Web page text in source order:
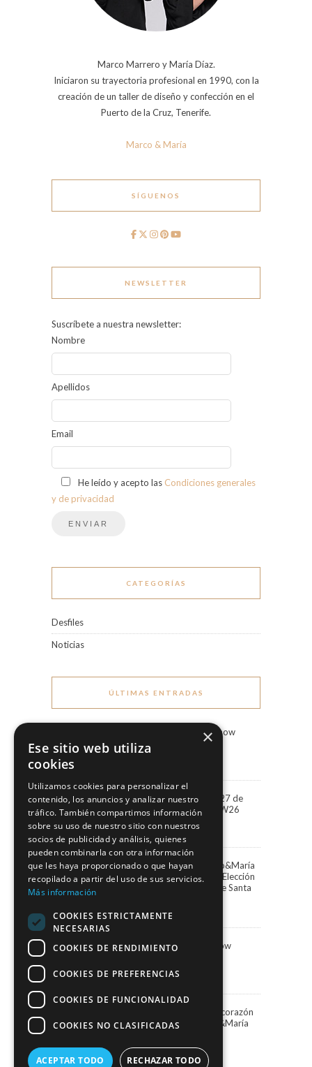
Marco Marrero y María Díaz.
Iniciaron su trayectoria profesional en 1990, con la
creación de un taller de diseño y confección en el
Puerto de la Cruz, Tenerife.
Marco & María
SÍGUENOS
NEWSLETTER
Suscríbete a nuestra newsletter:
Nombre
Apellidos
Email
He leído y acepto las Condiciones generales
y de privacidad
CATEGORÍAS
Desfiles
Noticias
ÚLTIMAS ENTRADAS
Marco & María Fashion Show
“Miradas”
“Miradas” la colección 2027 de
Marco&María llega a BBFW26
24 abril, 2026
Paula Vázquez elige Marco&María
para presentar la Gala de Elección
de la Reina del Carnaval de Santa
13 febrero, 2026
Marco&María Fashion Show
5 febrero, 2026
Una Navidad blanca en el corazón
de Santa Cruz con Marco&María
×
Ese sitio web utiliza
cookies
Utilizamos cookies para personalizar el
contenido, los anuncios y analizar nuestro
tráfico. También compartimos información
sobre su uso de nuestro sitio con nuestros
socios de publicidad y análisis, quienes
pueden combinarla con otra información
que les haya proporcionado o que hayan
recopilado a partir del uso de sus servicios.
Más información
COOKIES ESTRICTAMENTE
NECESARIAS
COOKIES DE RENDIMIENTO
COOKIES DE PREFERENCIAS
COOKIES DE FUNCIONALIDAD
COOKIES NO CLASIFICADAS
ACEPTAR TODO RECHAZAR TODO